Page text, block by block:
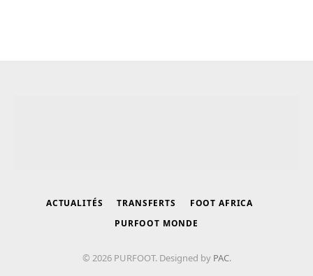
ACTUALITÉS TRANSFERTS
FOOT AFRICA
PURFOOT MONDE
© 2026 PURFOOT. Designed by PAC.